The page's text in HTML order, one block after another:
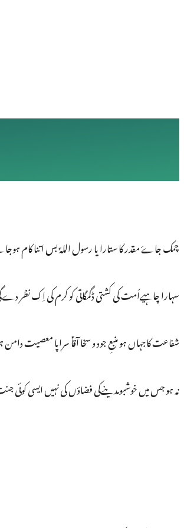
چمک جاۓ مقدر کا ستارا یا رسول اللہؐ بس اتنا کام
سہارا چاہیےاُمت کی کشتی ڈگمگاتی کو کرم کی اِک نظر
شفاعت کاجہاں ہو منبعِ جود و سخا آقاؐ سراپا معصیت دامن
نہ ہو جس میں خوشبومدینےکی فضاؤں کی نہیں ایسی کوئی